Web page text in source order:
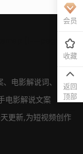
[!---page.sta
、 电影解说词、
电影
电影解说文案
更新,为短视频创作
会员
收藏
返回
顶部